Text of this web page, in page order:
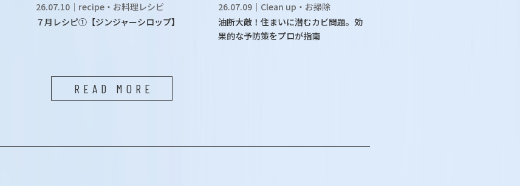
26.07.10｜recipe・お料理レシピ
７月レシピ①【ジンジャーシロップ】
26.07.09｜Clean up・お掃除
油断大敵！住まいに潜むカビ問題。効
果的な予防策をプロが指南
READ MORE